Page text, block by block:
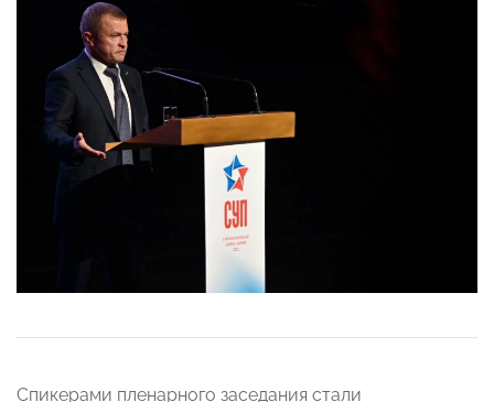
Спикерами пленарного заседания стали